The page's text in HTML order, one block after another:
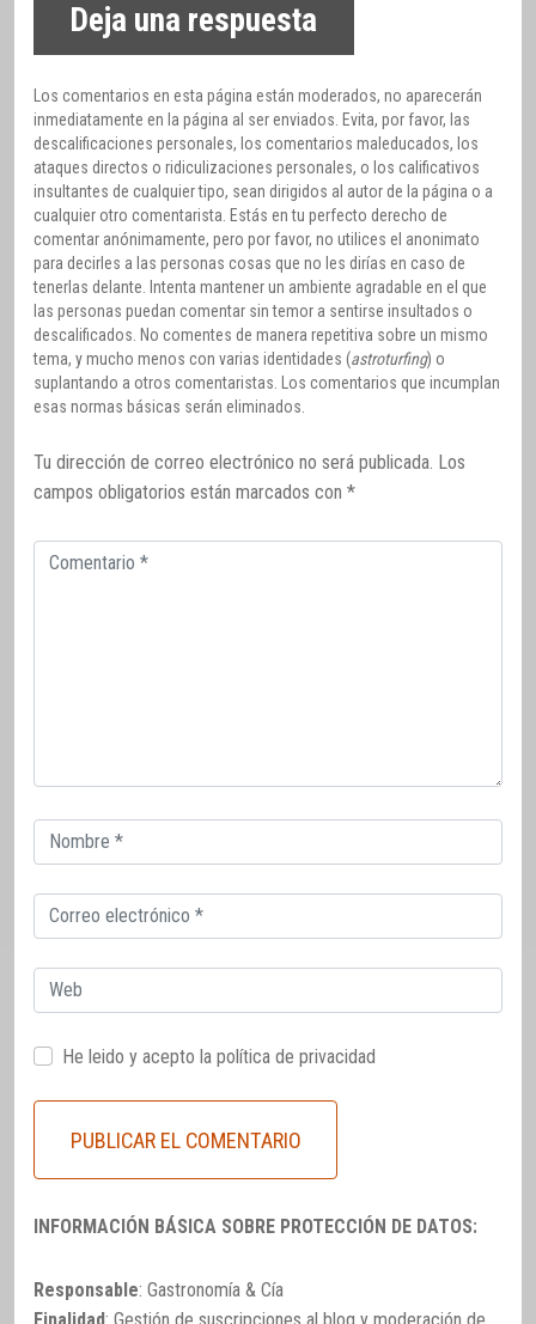
Deja una respuesta
Los comentarios en esta página están moderados, no aparecerán
inmediatamente en la página al ser enviados. Evita, por favor, las
descalificaciones personales, los comentarios maleducados, los
ataques directos o ridiculizaciones personales, o los calificativos
insultantes de cualquier tipo, sean dirigidos al autor de la página o a
cualquier otro comentarista. Estás en tu perfecto derecho de
comentar anónimamente, pero por favor, no utilices el anonimato
para decirles a las personas cosas que no les dirías en caso de
tenerlas delante. Intenta mantener un ambiente agradable en el que
las personas puedan comentar sin temor a sentirse insultados o
descalificados. No comentes de manera repetitiva sobre un mismo
tema, y mucho menos con varias identidades (astroturfing) o
suplantando a otros comentaristas. Los comentarios que incumplan
esas normas básicas serán eliminados.
Tu dirección de correo electrónico no será publicada. Los
campos obligatorios están marcados con *
Comentario
Correo
electrónico
Correo
electrónico
Web
He leido y acepto la política de privacidad
INFORMACIÓN BÁSICA SOBRE PROTECCIÓN DE DATOS:
Responsable: Gastronomía & Cía
Finalidad: Gestión de suscripciones al blog y moderación de